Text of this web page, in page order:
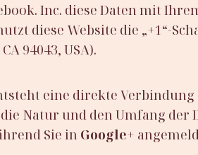
Inc. diese Daten mit
diese Website die „+1“-
94043, USA).
eine direkte
Natur und den Umfang der
Sie in Google+